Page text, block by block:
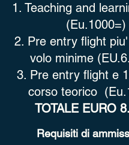
1. Teaching and
(Eu.1000=)
2. Pre entry flight
volo minime
3. Pre entry flight e
corso teorico
TOTALE EURO
Requisiti di